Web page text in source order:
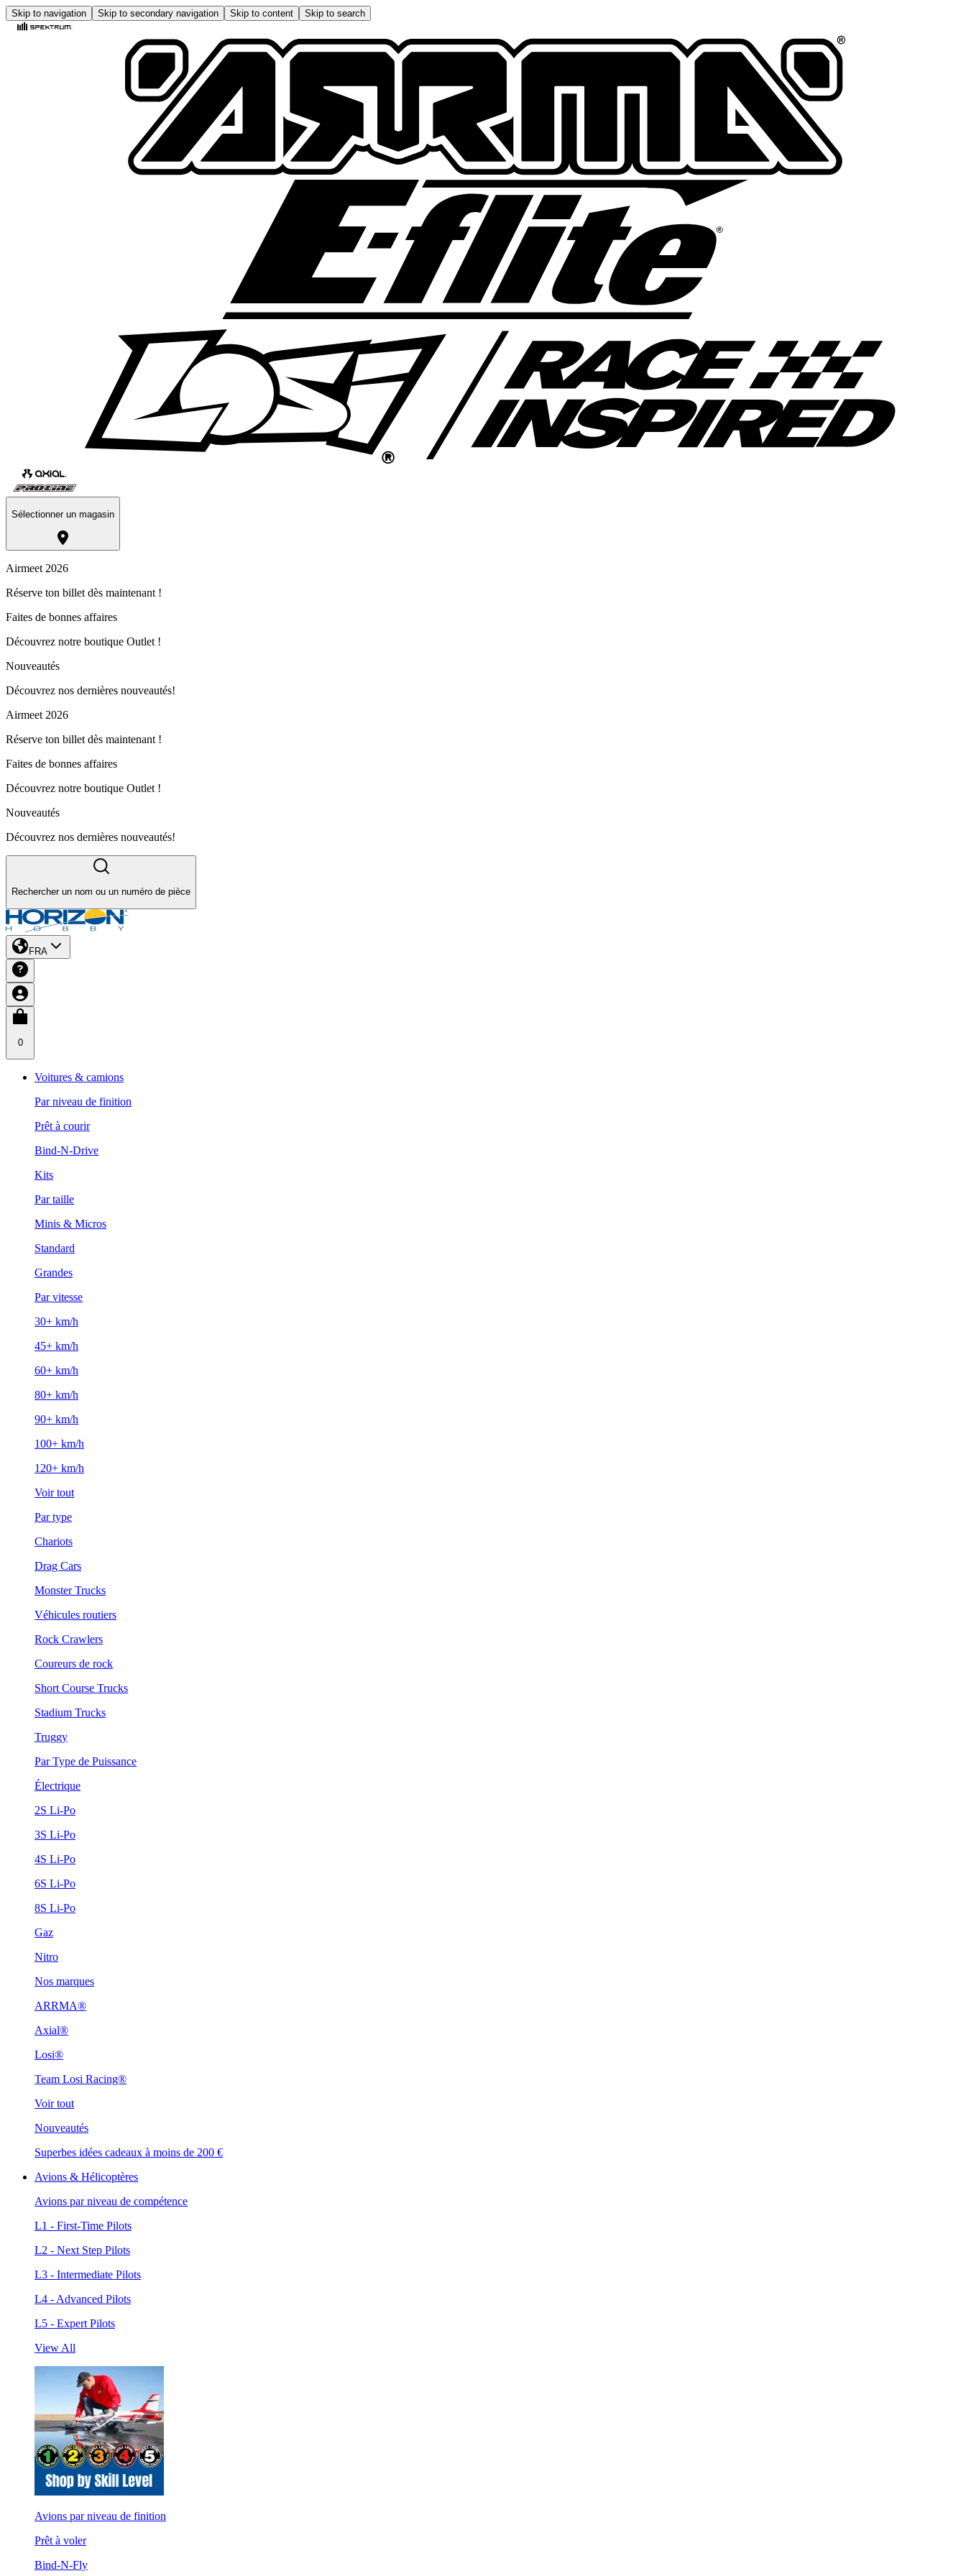
Skip to navigation Skip to secondary navigation Skip to content Skip to search
Sélectionner un magasin
Airmeet 2026
Réserve ton billet dès maintenant !
Faites de bonnes affaires
Découvrez notre boutique Outlet !
Nouveautés
Découvrez nos dernières nouveautés!
Airmeet 2026
Réserve ton billet dès maintenant !
Faites de bonnes affaires
Découvrez notre boutique Outlet !
Nouveautés
Découvrez nos dernières nouveautés!
Rechercher un nom ou un numéro de pièce
FRA
0
Voitures & camions
Par niveau de finition
Prêt à courir
Bind-N-Drive
Kits
Par taille
Minis & Micros
Standard
Grandes
Par vitesse
30+ km/h
45+ km/h
60+ km/h
80+ km/h
90+ km/h
100+ km/h
120+ km/h
Voir tout
Par type
Chariots
Drag Cars
Monster Trucks
Véhicules routiers
Rock Crawlers
Coureurs de rock
Short Course Trucks
Stadium Trucks
Truggy
Par Type de Puissance
Électrique
2S Li-Po
3S Li-Po
4S Li-Po
6S Li-Po
8S Li-Po
Gaz
Nitro
Nos marques
ARRMA®
Axial®
Losi®
Team Losi Racing®
Voir tout
Nouveautés
Superbes idées cadeaux à moins de 200 €
Avions & Hélicoptères
Avions par niveau de compétence
L1 - First-Time Pilots
L2 - Next Step Pilots
L3 - Intermediate Pilots
L4 - Advanced Pilots
L5 - Expert Pilots
View All
Avions par niveau de finition
Prêt à voler
Bind-N-Fly